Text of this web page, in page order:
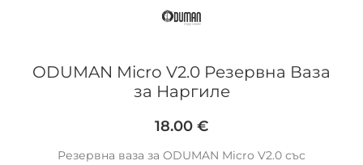
ODUMAN Micro V2.0 Резервна Ваза
за Наргиле
18.00 €
Резервна ваза за ODUMAN Micro V2.0 със